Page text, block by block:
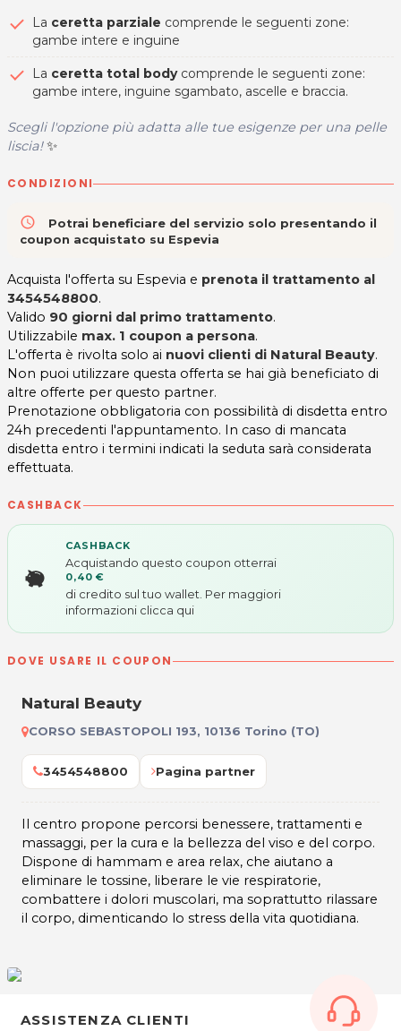
La ceretta parziale comprende le seguenti zone:
gambe intere e inguine
La ceretta total bodycomprende le seguenti zone:
gambe intere, inguine sgambato, ascelle e braccia.
Scegli l'opzione più adatta alle tue esigenze per una pelle
liscia!✨
CONDIZIONI
access_time
Potrai beneficiare del servizio solo presentando il
coupon acquistato su Espevia
Acquista l'offerta su Espevia e prenota il trattamento al
3454548800.
Valido 90 giorni dal primo trattamento.
Utilizzabile max. 1 coupon a persona.
L'offerta è rivolta solo ai nuovi clienti di Natural Beauty.
Non puoi utilizzare questa offerta se hai già beneficiato di
altre offerte per questo partner.
Prenotazione obbligatoria con possibilità di disdetta entro
24h precedenti l'appuntamento. In caso di mancata
disdetta entro i termini indicati la seduta sarà considerata
effettuata.
CASHBACK
CASHBACK
Acquistando questo coupon otterrai
0,40 €
di credito sul tuo wallet. Per maggiori
informazioni clicca qui
DOVE USARE IL COUPON
Natural Beauty
CORSO SEBASTOPOLI 193, 10136 Torino (TO)
3454548800 Pagina partner
Il centro propone percorsi benessere, trattamenti e
massaggi, per la cura e la bellezza del viso e del corpo.
Dispone di hammam e area relax, che aiutano a
eliminare le tossine, liberare le vie respiratorie,
combattere i dolori muscolari, ma soprattutto rilassare
il corpo, dimenticando lo stress della vita quotidiana.
ASSISTENZA CLIENTI